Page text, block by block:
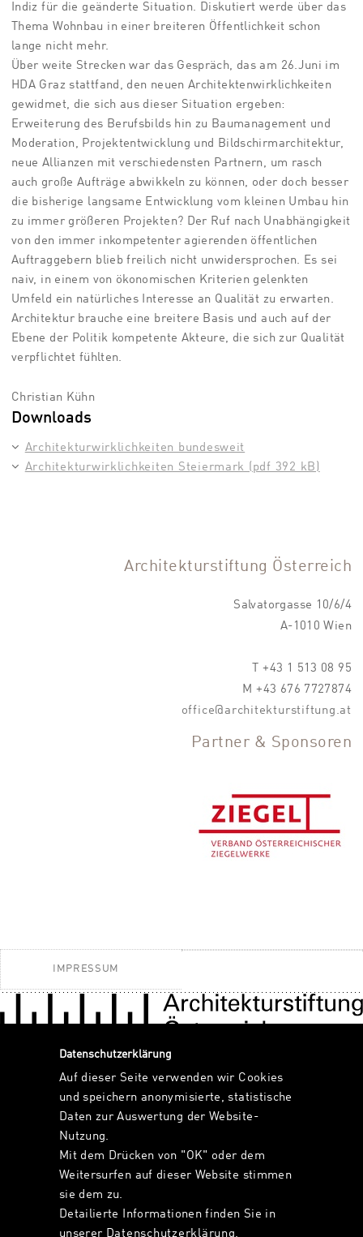
Indiz für die geänderte Situation. Diskutiert werde über das
Thema Wohnbau in einer breiteren Öffentlichkeit schon
lange nicht mehr.
Über weite Strecken war das Gespräch, das am 26.Juni im
HDA Graz stattfand, den neuen Architektenwirklichkeiten
gewidmet, die sich aus dieser Situation ergeben:
Erweiterung des Berufsbilds hin zu Baumanagement und
Moderation, Projektentwicklung und Bildschirmarchitektur,
neue Allianzen mit verschiedensten Partnern, um rasch
auch große Aufträge abwikkeln zu können, oder doch besser
die bisherige langsame Entwicklung vom kleinen Umbau hin
zu immer größeren Projekten? Der Ruf nach Unabhängigkeit
von den immer inkompetenter agierenden öffentlichen
Auftraggebern blieb freilich nicht unwidersprochen. Es sei
naiv, in einem von ökonomischen Kriterien gelenkten
Umfeld ein natürliches Interesse an Qualität zu erwarten.
Architektur brauche eine breitere Basis und auch auf der
Ebene der Politik kompetente Akteure, die sich zur Qualität
verpflichtet fühlten.
Christian Kühn
Downloads
Architekturwirklichkeiten bundesweit
Architekturwirklichkeiten Steiermark (pdf 392 kB)
Architekturstiftung Österreich
Salvatorgasse 10/6/4
A-1010 Wien
T +43 1 513 08 95
M +43 676 7727874
office@architekturstiftung.at
Partner & Sponsoren
IMPRESSUM
Datenschutzerklärung
Auf dieser Seite verwenden wir Cookies
und speichern anonymisierte, statistische
Daten zur Auswertung der Website-
Nutzung.
Mit dem Drücken von "OK" oder dem
Weitersurfen auf dieser Website stimmen
sie dem zu.
Detailierte Informationen finden Sie in
unserer Datenschutzerklärung.